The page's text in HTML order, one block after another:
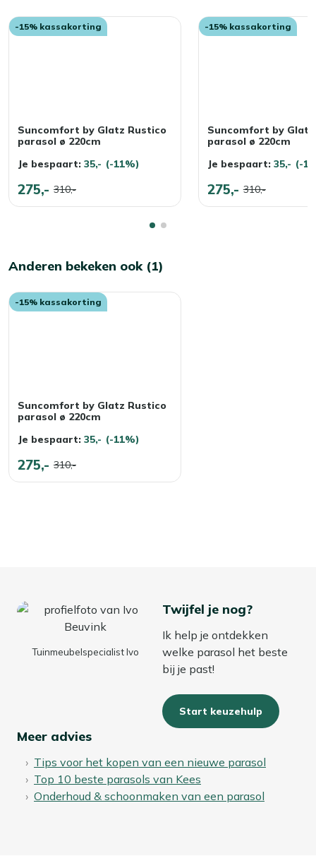
open op een zonnige dag. Even laten luchten zorgt ervoor
dat hij fris blijft. Met het juiste onderhoud gaat je parasol
-15% kassakorting
Suncomfort by Glatz Rustico
parasol ø 220cm
Je bespaart: 35,- (-11%)
275,- 310,-
-15% kassakorting
Suncomfort by
parasol ø 220cm
Je bespaart: 35,- (-
275,- 310,-
Anderen bekeken ook (1)
-15% kassakorting
Suncomfort by Glatz Rustico
parasol ø 220cm
Je bespaart: 35,- (-11%)
275,- 310,-
Tuinmeubelspecialist Ivo
Twijfel je nog?
Ik help je ontdekken
welke parasol het beste
bij je past!
Start keuzehulp
Meer advies
Tips voor het kopen van een nieuwe parasol
Top 10 beste parasols van Kees
Onderhoud & schoonmaken van een parasol